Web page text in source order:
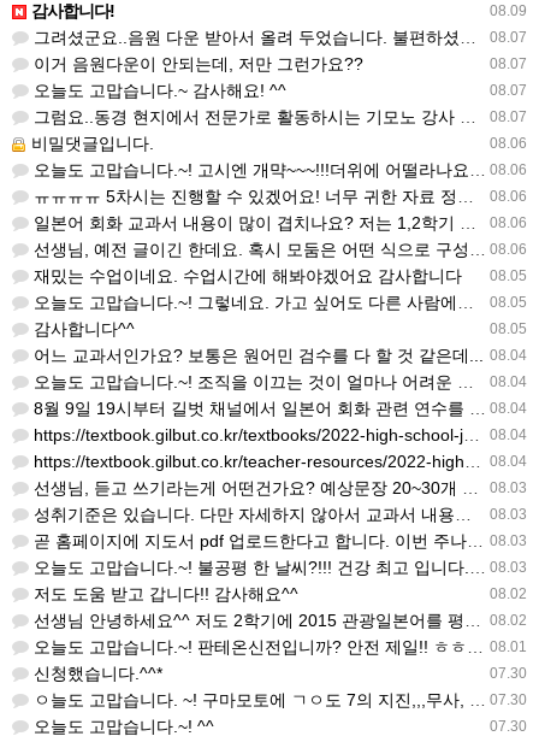
08.09
감사합니다!
08.07
그려셨군요..음원 다운 받아서 올려 두었습니다. 불편하셨네요..죄송합니다..
08.07
이거 음원다운이 안되는데, 저만 그런가요??
08.07
오늘도 고맙습니다.~ 감사해요! ^^
08.07
그럼요..동경 현지에서 전문가로 활동하시는 기모노 강사 이십니다.
08.06
비밀댓글입니다.
08.06
오늘도 고맙습니다.~! 고시엔 개먁~~~!!!더위에 어떨라나요...감사합니다. ^^
08.06
ㅠㅠㅠㅠ 5차시는 진행할 수 있겠어요! 너무 귀한 자료 정말 감사합니다!!!
08.06
일본어 회화 교과서 내용이 많이 겹치나요? 저는 1,2학기 출판사가 달라서인지, 회화 단어와 분량이 더 많다…
08.06
선생님, 예전 글이긴 한데요. 혹시 모둠은 어떤 식으로 구성하셨을까요? 진단평가를 보시고 모둠장(도우미학생)…
08.05
재밌는 수업이네요. 수업시간에 해봐야겠어요 감사합니다
08.05
오늘도 고맙습니다.~! 그렇네요. 가고 싶어도 다른 사람에게 민폐는 안되는 것... 감사해요. ^^
08.05
감사합니다^^
08.04
어느 교과서인가요? 보통은 원어민 검수를 다 할 것 같은데...
08.04
오늘도 고맙습니다.~! 조직을 이끄는 것이 얼마나 어려운 일일까요? 우선 봉사하는 마음이 필요!!! 감사해요…
08.04
8월 9일 19시부터 길벗 채널에서 일본어 회화 관련 연수를 저작 직강으로 한다고 합니다. 많이 도움이 되실…
08.04
https://textbook.gilbut.co.kr/textbooks/2022-high-school-jap…
08.04
https://textbook.gilbut.co.kr/teacher-resources/2022-high-sc…
08.03
선생님, 듣고 쓰기라는게 어떤건가요? 예상문장 20~30개 중 몇개를 틀어주고 들리는대로 쓰는 건가요? 자세…
08.03
성취기준은 있습니다. 다만 자세하지 않아서 교과서 내용에 맞게 좀 더 구체적으로 재구조화를 하신 선생님이 계…
08.03
곧 홈페이지에 지도서 pdf 업로드한다고 합니다. 이번 주나 다음 주에 e-book 기반 전자저작물도 업로드…
08.03
오늘도 고맙습니다.~! 불공평 한 날씨?!!! 건강 최고 입니다. ^^
08.02
저도 도움 받고 갑니다!! 감사해요^^
08.02
선생님 안녕하세요^^ 저도 2학기에 2015 관광일본어를 평가계획을 세우려고 하는데. ..아무리 찾아도 없어…
08.01
오늘도 고맙습니다.~! 판테온신전입니까? 안전 제일!! ㅎㅎ 감사해요. ^^
07.30
신청했습니다.^^*
07.30
ㅇ늘도 고맙습니다. ~! 구마모토에 ㄱㅇ도 7의 지진,,,무사, 안전을 기도 합니다. 감사해요...
07.30
오늘도 고맙습니다.~! ^^